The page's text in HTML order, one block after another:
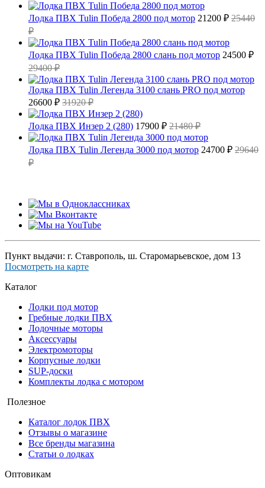
Лодка ПВХ Tulin Победа 2800 под мотор 21200 ₽ 25440
₽
Лодка ПВХ Tulin Победа 2800 слань под мотор 24500 ₽
29400 ₽
Лодка ПВХ Tulin Легенда 3100 слань PRO под мотор
26600 ₽ 31920 ₽
Лодка ПВХ Инзер 2 (280) 17900 ₽ 21480 ₽
Лодка ПВХ Tulin Легенда 3000 под мотор 24700 ₽ 29640
₽
Пункт выдачи: г. Ставрополь, ш. Старомарьевское, дом 13
Посмотреть на карте
Каталог
Лодки под мотор
Гребные лодки ПВХ
Лодочные моторы
Аксессуары
Электромоторы
Корпусные лодки
SUP-доски
Комплекты лодка с мотором
Полезное
Каталог лодок ПВХ
Отзывы о магазине
Все бренды магазина
Статьи о лодках
Оптовикам